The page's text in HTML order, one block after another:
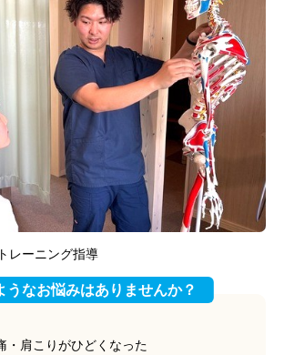
レーニング指導
うなお悩みはありませんか？
・肩こりがひどくなった